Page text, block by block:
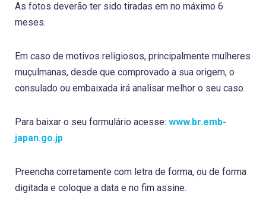
As fotos deverão ter sido tiradas em no máximo 6
meses.
Em caso de motivos religiosos, principalmente mulheres
muçulmanas, desde que comprovado a sua origem, o
consulado ou embaixada irá analisar melhor o seu caso.
Para baixar o seu formulário acesse: www.br.emb-
japan.go.jp
Preencha corretamente com letra de forma, ou de forma
digitada e coloque a data e no fim assine.